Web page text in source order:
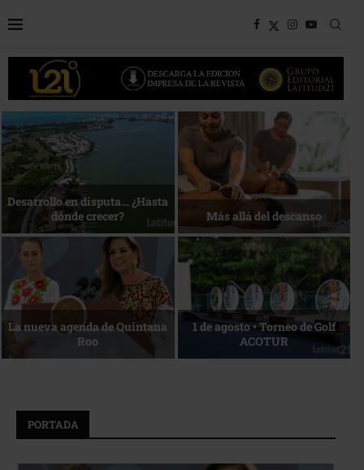
Bottega, un viaje servido a la
mesa
Energía que Impulsa la
competitividad
Reconocimiento de viajeros La esencia del servicio
PORTADA